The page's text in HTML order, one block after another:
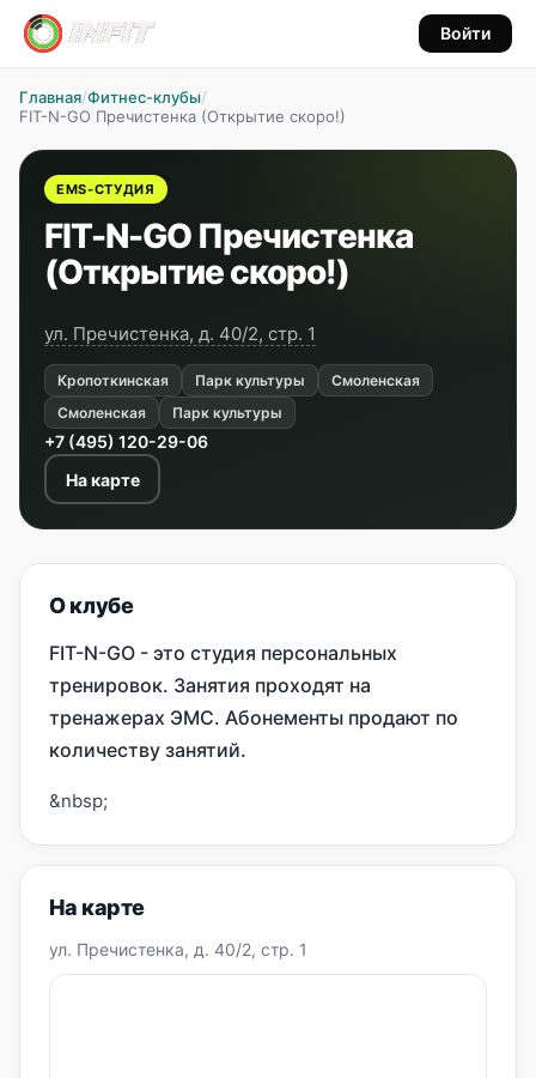
Войти
Главная/Фитнес-клубы/
FIT-N-GO Пречистенка (Открытие скоро!)
EMS-СТУДИЯ
FIT-N-GO Пречистенка
(Открытие скоро!)
ул. Пречистенка, д. 40/2, стр. 1
Кропоткинская Парк культуры
Смоленская
Смоленская
Парк культуры
+7 (495) 120-29-06
На карте
О клубе
FIT-N-GO - это студия персональных
тренировок. Занятия проходят на
тренажерах ЭМС. Абонементы продают по
количеству занятий.
&nbsp;
На карте
ул. Пречистенка, д. 40/2, стр. 1